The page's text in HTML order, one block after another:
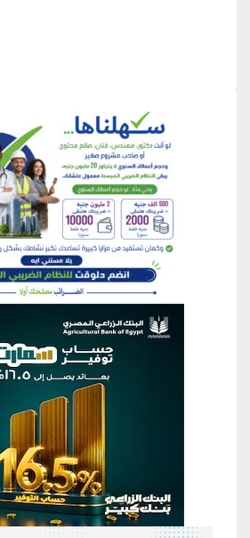
منطقة إعلانية
منطقة إعلانية